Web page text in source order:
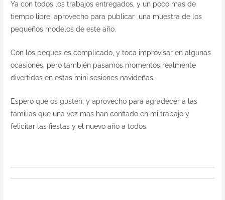
Ya con todos los trabajos entregados, y un poco mas de
tiempo libre, aprovecho para publicar una muestra de los
pequeños modelos de este año.
Con los peques es complicado, y toca improvisar en algunas
ocasiones, pero también pasamos momentos realmente
divertidos en estas mini sesiones navideñas.
Espero que os gusten, y aprovecho para agradecer a las
familias que una vez mas han confiado en mi trabajo y
felicitar las fiestas y el nuevo año a todos.